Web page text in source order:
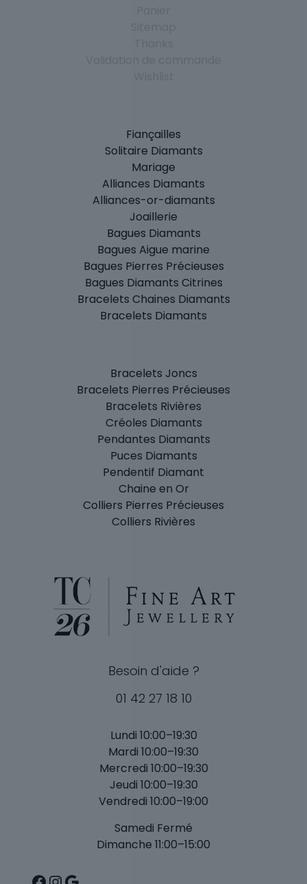
Fiançailles
Solitaire Diamants
Mariage
Alliances Diamants
Alliances-or-diamants
Joaillerie
Bagues Diamants
Bagues Aigue marine
Bagues Pierres Précieuses
Bagues Diamants Citrines
Bracelets Chaines Diamants
Bracelets Diamants
Bracelets Joncs
Bracelets Pierres Précieuses
Bracelets Rivières
Créoles Diamants
Pendantes Diamants
Puces Diamants
Pendentif Diamant
Chaine en Or
Colliers Pierres Précieuses
Colliers Rivières
Besoin d'aide ?
01 42 27 18 10
Lundi 10:00–19:30
Mardi 10:00–19:30
Mercredi 10:00–19:30
Jeudi 10:00–19:30
Vendredi 10:00–19:00
Samedi Fermé
Dimanche 11:00–15:00